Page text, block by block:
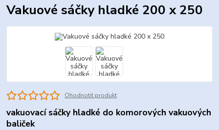
Vakuové sáčky hladké 200 x 250
Ohodnotit produkt
vakuovací sáčky hladké do komorových vakuových
baliček